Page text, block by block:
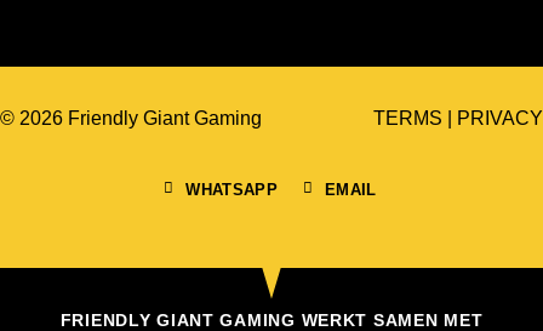
© 2026 Friendly Giant Gaming
WHATSAPP EMAIL
TERMS PRIVACY
FRIENDLY GIANT GAMING WERKT SAMEN MET